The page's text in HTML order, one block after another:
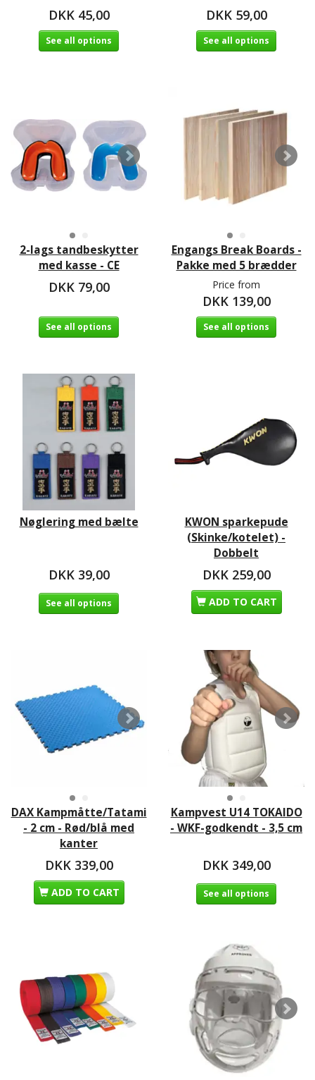
DKK 45,00
See all options
DKK 59,00
See all options
2-lags tandbeskytter
med kasse - CE
DKK 79,00
See all options
Engangs Break Boards -
Pakke med 5 brædder
Price from
DKK 139,00
See all options
Nøglering med bælte
DKK 39,00
See all options
KWON sparkepude
(Skinke/kotelet) -
Dobbelt
DKK 259,00
ADD TO CART
DAX Kampmåtte/Tatami
- 2 cm - Rød/blå med
kanter
DKK 339,00
ADD TO CART
Kampvest U14 TOKAIDO
- WKF-godkendt - 3,5 cm
DKK 349,00
See all options